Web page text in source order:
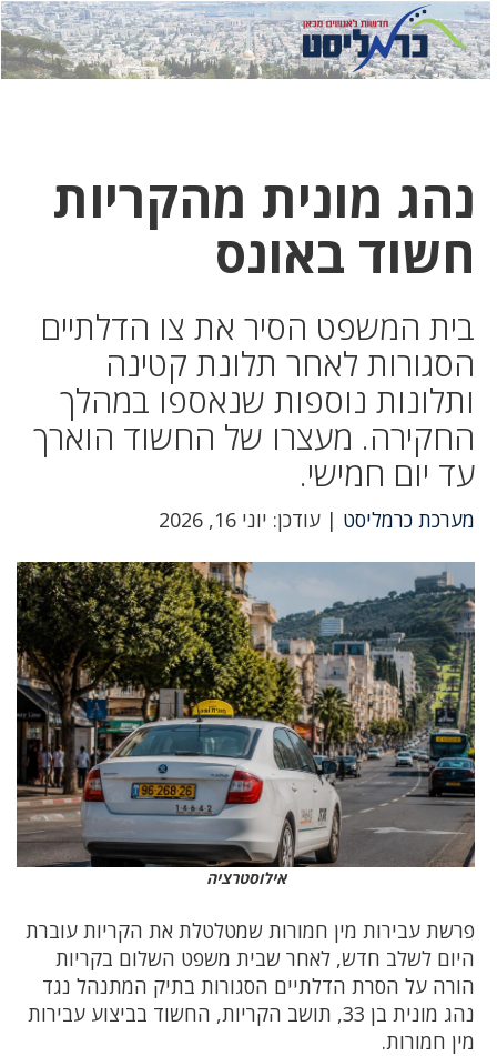
לחץ
כאן
לחץ
כדי
נהג מונית מהקריות
חשוד באונס
בית המשפט הסיר את צו הדלתיים
הסגורות לאחר תלונת קטינה
ותלונות נוספות שנאספו במהלך
החקירה. מעצרו של החשוד הוארך
עד יום חמישי.
מערכת כרמליסט | עודכן: יוני 16, 2026
אילוסטרציה
פרשת עבירות מין חמורות שמטלטלת את הקריות עוברת
היום לשלב חדש, לאחר שבית משפט השלום בקריות
הורה על הסרת הדלתיים הסגורות בתיק המתנהל נגד
נהג מונית בן 33, תושב הקריות, החשוד בביצוע עבירות
מין חמורות.